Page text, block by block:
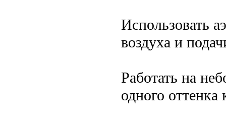
Использовать
воздуха и
Работать на
одного оттенка